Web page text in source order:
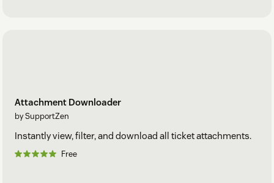
Attachment Downloader
by SupportZen
Instantly view, filter, and download all ticket attachments.
Free